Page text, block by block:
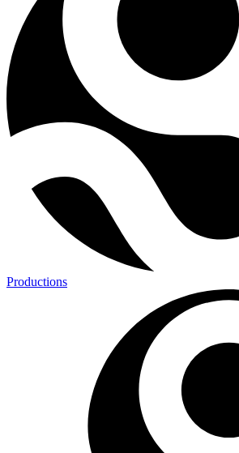
Productions